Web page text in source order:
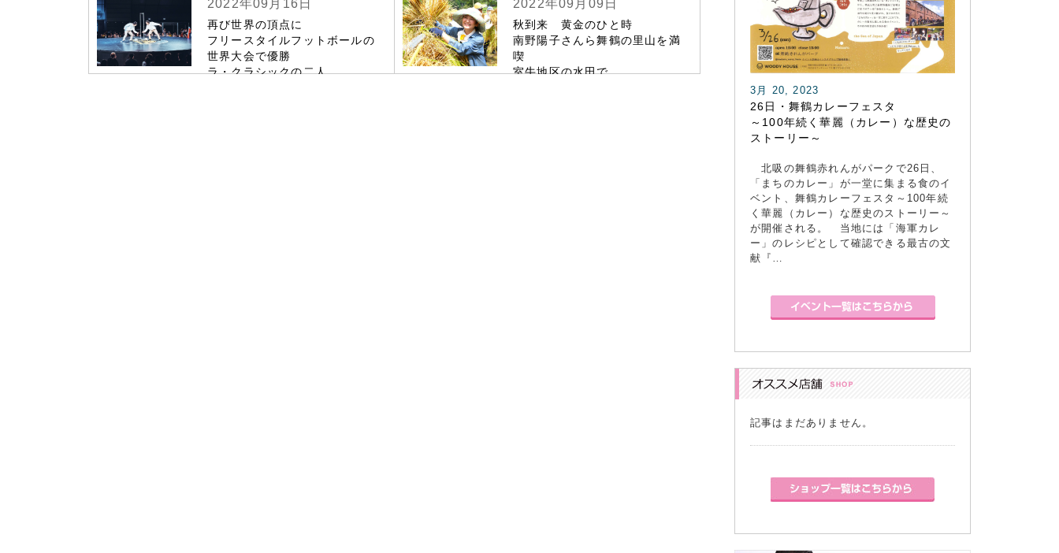
2022年09月16日
再び世界の頂点に
フリースタイルフットボールの
世界大会で優勝
ラ・クラシックの二人
2022年09月09日
秋到来 黄金のひと時
南野陽子さんら舞鶴の里山を満
喫
室牛地区の水田で
3月 20, 2023
26日・舞鶴カレーフェスタ
～100年続く華麗（カレー）な歴史の
ストーリー～
北吸の舞鶴赤れんがパークで26日、
「まちのカレー」が一堂に集まる食のイ
ベント、舞鶴カレーフェスタ～100年続
く華麗（カレー）な歴史のストーリー～
が開催される。 当地には「海軍カレ
ー」のレシピとして確認できる最古の文
献『…
記事はまだありません。